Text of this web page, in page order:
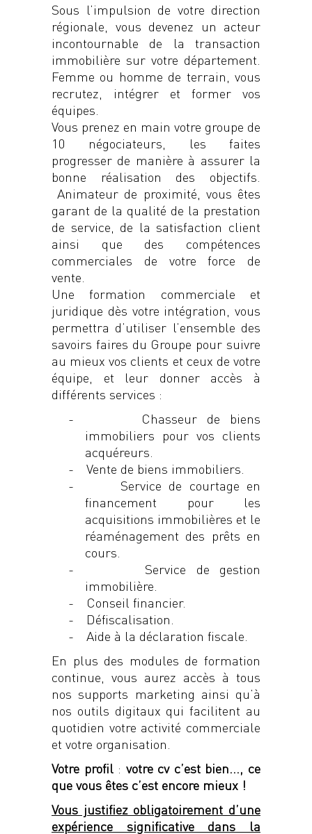
Sous l’impulsion de votre direction
régionale, vous devenez un acteur
incontournable de la transaction
immobilière sur votre département.
Femme ou homme de terrain, vous
recrutez, intégrer et former vos
équipes.
Vous prenez en main votre groupe de
10 négociateurs, les faites
progresser de manière à assurer la
bonne réalisation des objectifs.
Animateur de proximité, vous êtes
garant de la qualité de la prestation
de service, de la satisfaction client
ainsi que des compétences
commerciales de votre force de
vente.
Une formation commerciale et
juridique dès votre intégration, vous
permettra d’utiliser l’ensemble des
savoirs faires du Groupe pour suivre
au mieux vos clients et ceux de votre
équipe, et leur donner accès à
différents services :
-
Chasseur de biens
immobiliers pour vos clients
acquéreurs.
-
Vente de biens immobiliers.
-
Service de courtage en
financement pour les
acquisitions immobilières et le
réaménagement des prêts en
cours.
-
Service de gestion
immobilière.
-
Conseil financier.
-
Défiscalisation.
-
Aide à la déclaration fiscale.
En plus des modules de formation
continue, vous aurez accès à tous
nos supports marketing ainsi qu’à
nos outils digitaux qui facilitent au
quotidien votre activité commerciale
et votre organisation.
Votre profil: votre cv c’est bien…, ce
que vous êtes c’est encore mieux !
Vous justifiez obligatoirement d’une
expérience significative dans la